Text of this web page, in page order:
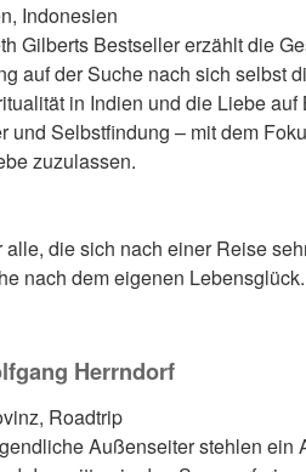
Indonesien
Gilberts Bestseller erzählt die
auf der Suche nach sich selbst
in Indien und die Liebe auf
und Selbstfindung – mit dem
zuzulassen.
die sich nach einer Reise
nach dem eigenen Lebensglück.
Herrndorf
Roadtrip
Außenseiter stehlen ein